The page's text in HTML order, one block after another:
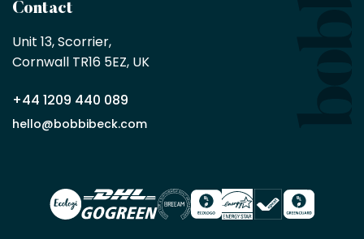
sans
minimum
en
partenaire
commercial
Demander
un compte
Contact
Unit 13, Scorrier,
Cornwall TR16 5EZ, UK
+44 1209 440 089
hello@bobbibeck.com